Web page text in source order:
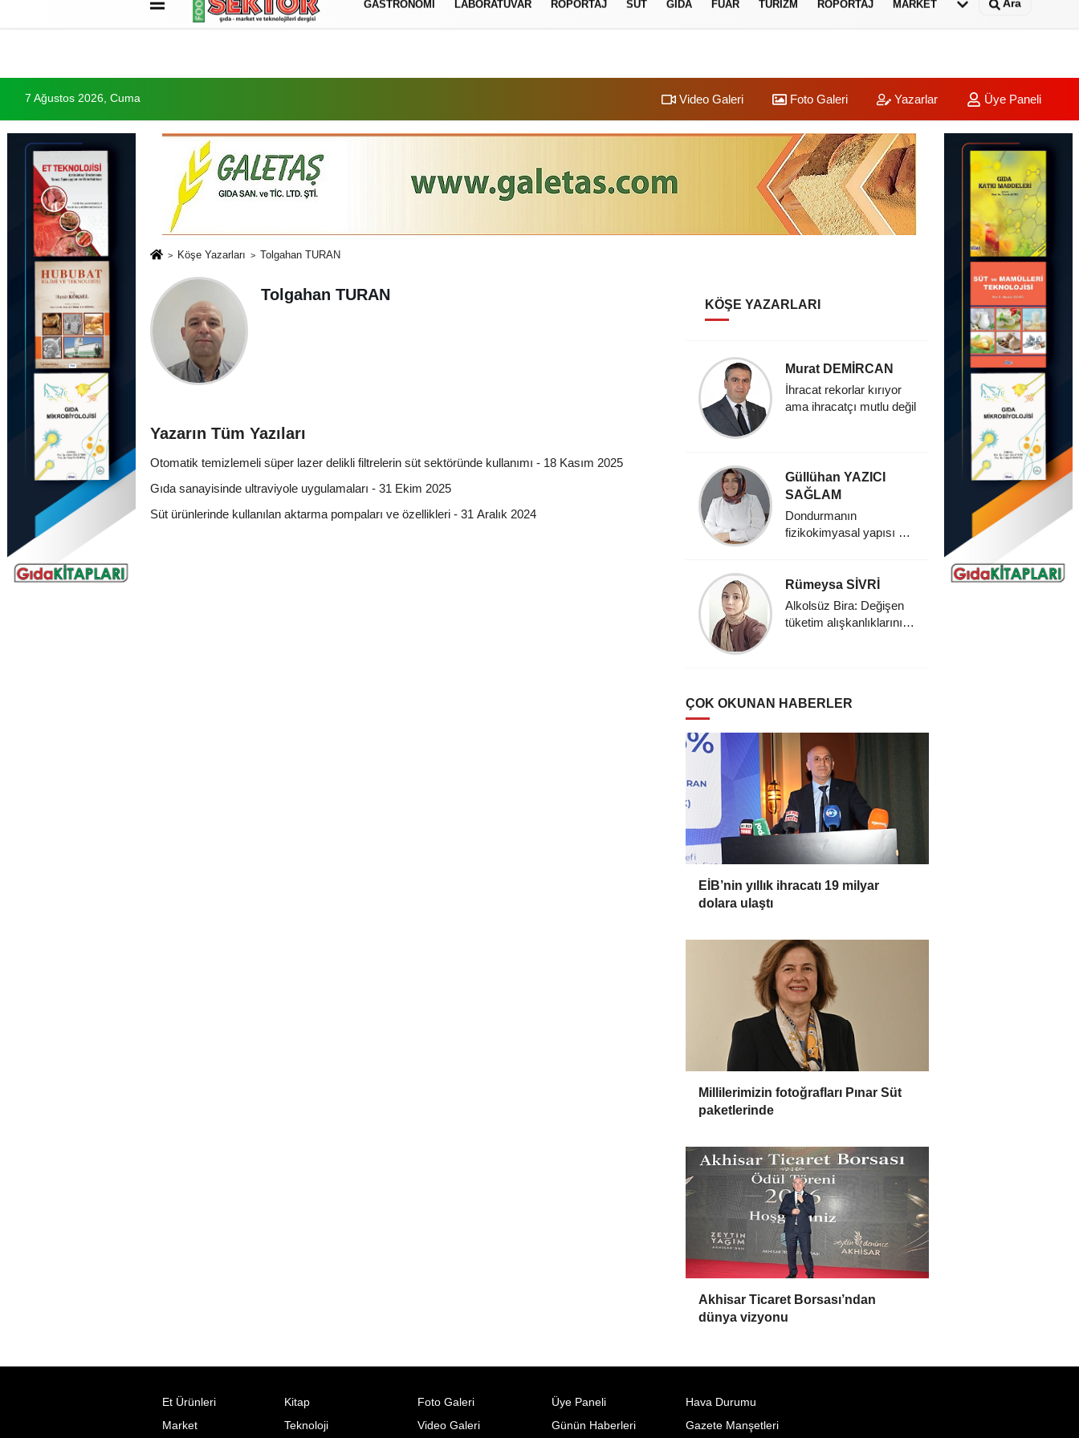
İletişim Çerez Politikası
GASTRONOMI LABORATUVAR RÖPORTAJ SÜT GIDA FUAR TURIZM RÖPORTAJ MARKET Ara
7 Ağustos 2026, Cuma Video Galeri Foto Galeri Yazarlar Üye Paneli
Köşe Yazarları Tolgahan TURAN
Tolgahan TURAN
Yazarın Tüm Yazıları
Otomatik temizlemeli süper lazer delikli filtrelerin süt sektöründe kullanımı - 18 Kasım 2025
Gıda sanayisinde ultraviyole uygulamaları - 31 Ekim 2025
Süt ürünlerinde kullanılan aktarma pompaları ve özellikleri - 31 Aralık 2024
KÖŞE YAZARLARI
Murat DEMİRCAN
İhracat rekorlar kırıyor
ama ihracatçı mutlu değil
Güllühan YAZICI
SAĞLAM
Dondurmanın
fizikokimyasal yapısı ve
Rümeysa SİVRİ
Alkolsüz Bira: Değişen
tüketim alışkanlıklarının
Vegan
Hatice
keyfin
Merve
ÇOK OKUNAN HABERLER
EİB’nin yıllık ihracatı 19 milyar
dolara ulaştı
Millilerimizin fotoğrafları Pınar Süt
paketlerinde
Akhisar Ticaret Borsası’ndan
dünya vizyonu
Et Ürünleri
Kitap
Market
Teknoloji
Foto Galeri
Video Galeri
Üye Paneli
Günün Haberleri
Hava Durumu
Gazete Manşetleri